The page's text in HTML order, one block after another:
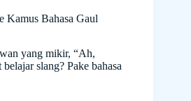
Kamus Bahasa Gaul
yang mikir, “Ah,
slang? Pake bahasa